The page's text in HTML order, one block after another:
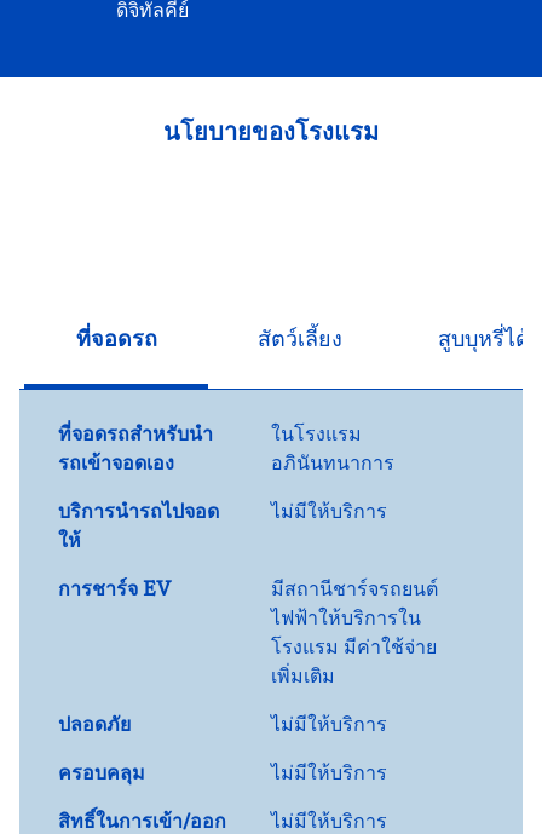
ดิจิทัลคีย์
นโยบายของโรงแรม
ที่จอดรถ สัตว์เลี้ยง สูบบุหรี่ได้
ที่จอดรถสำหรับนำ
รถเข้าจอดเอง
ในโรงแรม
อภินันทนาการ
บริการนำรถไปจอด
ให้
ไม่มีให้บริการ
การชาร์จ EV มีสถานีชาร์จรถยนต์
ไฟฟ้าให้บริการใน
โรงแรม มีค่าใช้จ่าย
เพิ่มเติม
ปลอดภัย
ไม่มีให้บริการ
ครอบคลุม
ไม่มีให้บริการ
สิทธิ์ในการเข้า/ออก
ไม่มีให้บริการ